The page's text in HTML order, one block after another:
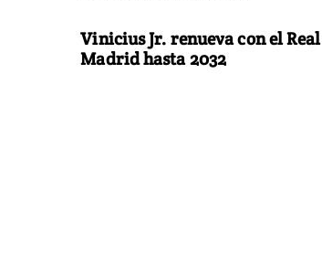
Vinicius Jr. renueva con el Real
Madrid hasta 2032